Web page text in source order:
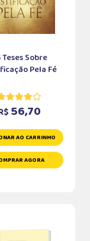
Teses Sobre
Pela Fé
56,70
AO CARRINHO
AGORA